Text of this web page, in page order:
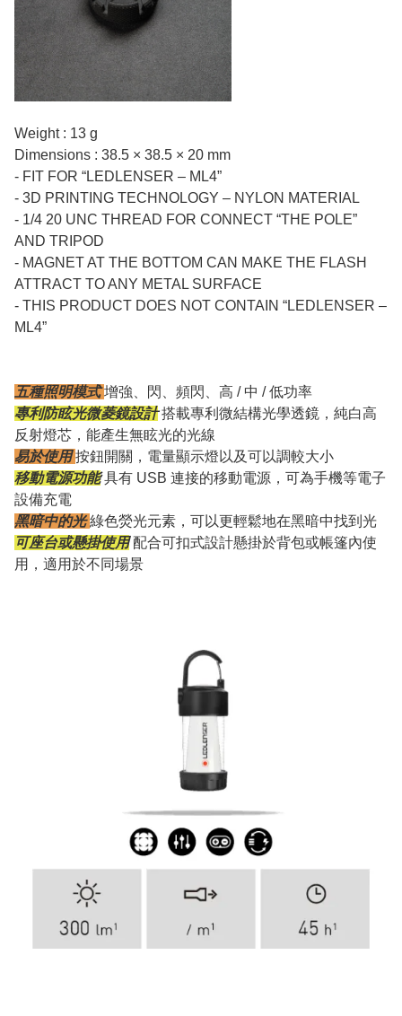
Weight : 13 g
Dimensions : 38.5 × 38.5 × 20 mm
- FIT FOR “LEDLENSER – ML4”
- 3D PRINTING TECHNOLOGY – NYLON MATERIAL
- 1/4 20 UNC THREAD FOR CONNECT “THE POLE”
AND TRIPOD
- MAGNET AT THE BOTTOM CAN MAKE THE FLASH
ATTRACT TO ANY METAL SURFACE
- THIS PRODUCT DOES NOT CONTAIN “LEDLENSER –
ML4”
五種照明模式增強、閃、頻閃、高 / 中 / 低功率
專利防眩光微菱鏡設計 搭載專利微結構光學透鏡，純白高
反射燈芯，能產生無眩光的光線
易於使用按鈕開關，電量顯示燈以及可以調較大小
移動電源功能 具有 USB 連接的移動電源，可為手機等電子
設備充電
黑暗中的光綠色熒光元素，可以更輕鬆地在黑暗中找到光
可座台或懸掛使用 配合可扣式設計懸掛於背包或帳篷內使
用，適用於不同場景